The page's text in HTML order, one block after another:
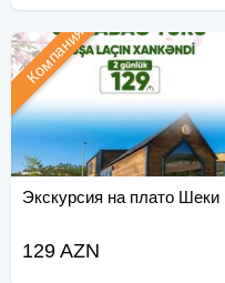
Экскурсия на плато Шеки
Компания
129 AZN